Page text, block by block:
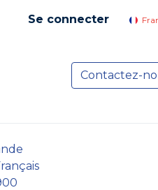
Se connecter
Actualités
Contactez-